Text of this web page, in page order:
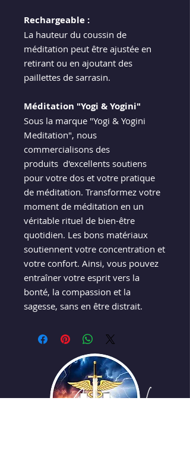
Rechargeable :
La hauteur du coussin de
méditation peut être ajustée en
retirant ou en ajoutant des
paillettes de sarrasin.
Méditation "Yogi & Yogini"
Sous la marque "Yogi & Yogini
Meditation", nous
commercialisons des
produits d'excellents soutiens
pour votre dos et votre pratique
de méditation. Transformez votre
moment de méditation en un
véritable rituel de bien-être
quotidien. Les bons matériaux
soutiennent votre concentration et
votre confort. Ainsi, vous pouvez
entraîner votre esprit vers la
bonté, la compassion et la
sagesse, sans en être distrait.